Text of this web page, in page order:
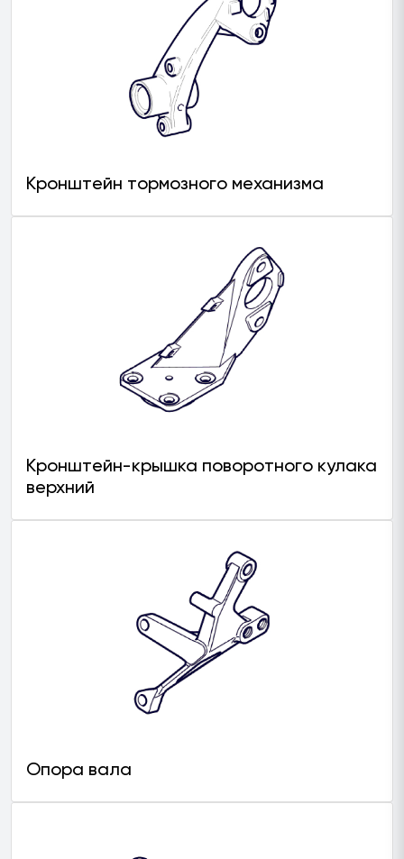
Кронштейн тормозного механизма
Кронштейн-крышка поворотного кулака
верхний
Опора вала